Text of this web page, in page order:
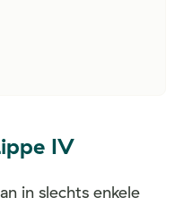
IV
in slechts enkele